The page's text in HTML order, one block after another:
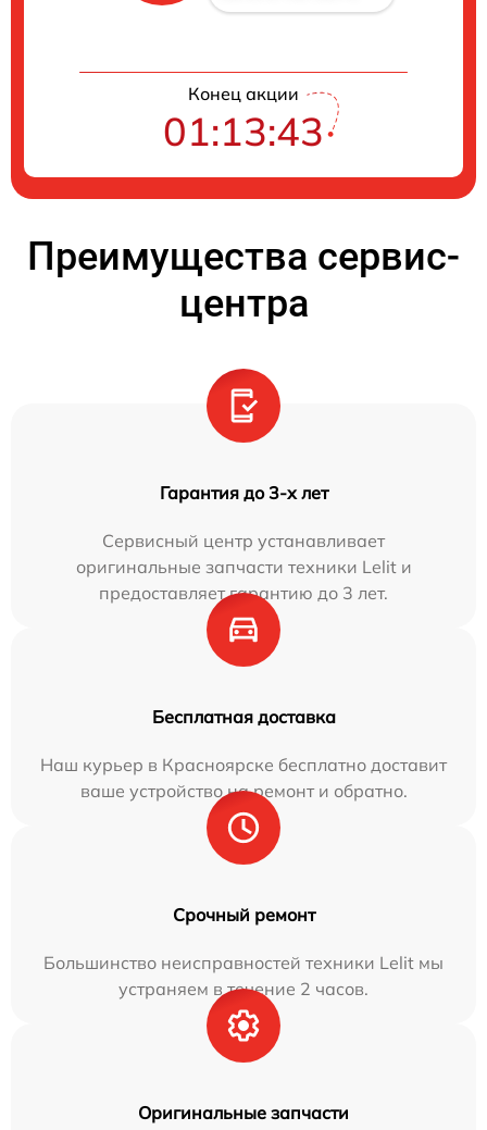
Конец акции
01:13:42
Преимущества сервис-
центра
Гарантия до 3-х лет
Сервисный центр устанавливает
оригинальные запчасти техники Lelit и
предоставляет гарантию до 3 лет.
Бесплатная доставка
Наш курьер в Красноярске бесплатно доставит
ваше устройство на ремонт и обратно.
Срочный ремонт
Большинство неисправностей техники Lelit мы
устраняем в течение 2 часов.
Оригинальные запчасти